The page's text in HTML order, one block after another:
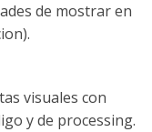
de mostrar en
visuales con
y de processing.